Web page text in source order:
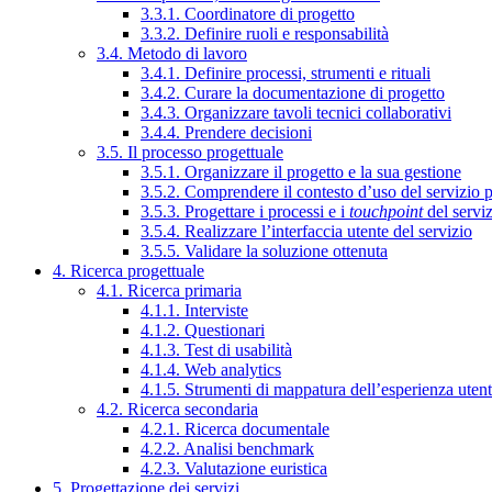
3.3.1. Coordinatore di progetto
3.3.2. Definire ruoli e responsabilità
3.4. Metodo di lavoro
3.4.1. Definire processi, strumenti e rituali
3.4.2. Curare la documentazione di progetto
3.4.3. Organizzare tavoli tecnici collaborativi
3.4.4. Prendere decisioni
3.5. Il processo progettuale
3.5.1. Organizzare il progetto e la sua gestione
3.5.2. Comprendere il contesto d’uso del servizio
3.5.3. Progettare i processi e i touchpointdel
3.5.4. Realizzare l’interfaccia utente del servizio
3.5.5. Validare la soluzione ottenuta
4. Ricerca progettuale
4.1. Ricerca primaria
4.1.1. Interviste
4.1.2. Questionari
4.1.3. Test di usabilità
4.1.4. Web analytics
4.1.5. Strumenti di mappatura dell’esperienza
4.2. Ricerca secondaria
4.2.1. Ricerca documentale
4.2.2. Analisi benchmark
4.2.3. Valutazione euristica
5. Progettazione dei servizi